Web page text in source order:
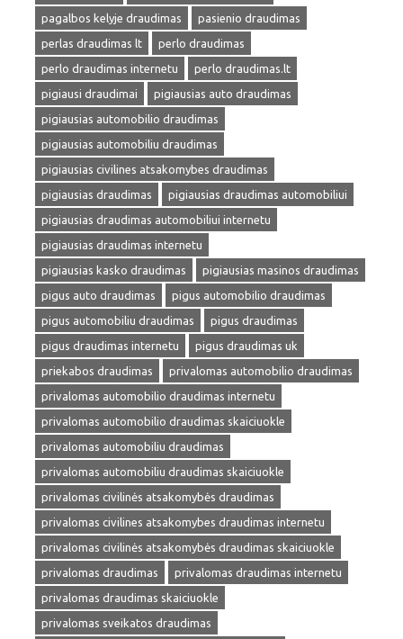
pagalbos kelyje draudimas
pasienio draudimas
perlas draudimas lt
perlo draudimas
perlo draudimas internetu
perlo draudimas.lt
pigiausi draudimai
pigiausias auto draudimas
pigiausias automobilio draudimas
pigiausias automobiliu draudimas
pigiausias civilines atsakomybes draudimas
pigiausias draudimas
pigiausias draudimas automobiliui
pigiausias draudimas automobiliui internetu
pigiausias draudimas internetu
pigiausias kasko draudimas
pigiausias masinos draudimas
pigus auto draudimas
pigus automobilio draudimas
pigus automobiliu draudimas
pigus draudimas
pigus draudimas internetu
pigus draudimas uk
priekabos draudimas
privalomas automobilio draudimas
privalomas automobilio draudimas internetu
privalomas automobilio draudimas skaiciuokle
privalomas automobiliu draudimas
privalomas automobiliu draudimas skaiciuokle
privalomas civilinės atsakomybės draudimas
privalomas civilines atsakomybes draudimas internetu
privalomas civilinės atsakomybės draudimas skaiciuokle
privalomas draudimas
privalomas draudimas internetu
privalomas draudimas skaiciuokle
privalomas sveikatos draudimas